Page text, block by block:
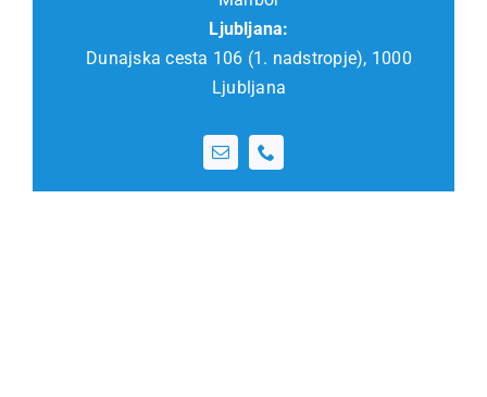
Ljubljana:
Dunajska cesta 106 (1. nadstropje), 1000
Ljubljana